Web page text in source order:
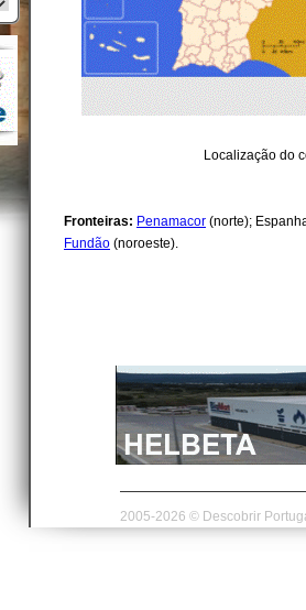
Localização do
Fronteiras: Penamacor (norte);
Fundão (noroeste).
2005-2026 © Descobrir